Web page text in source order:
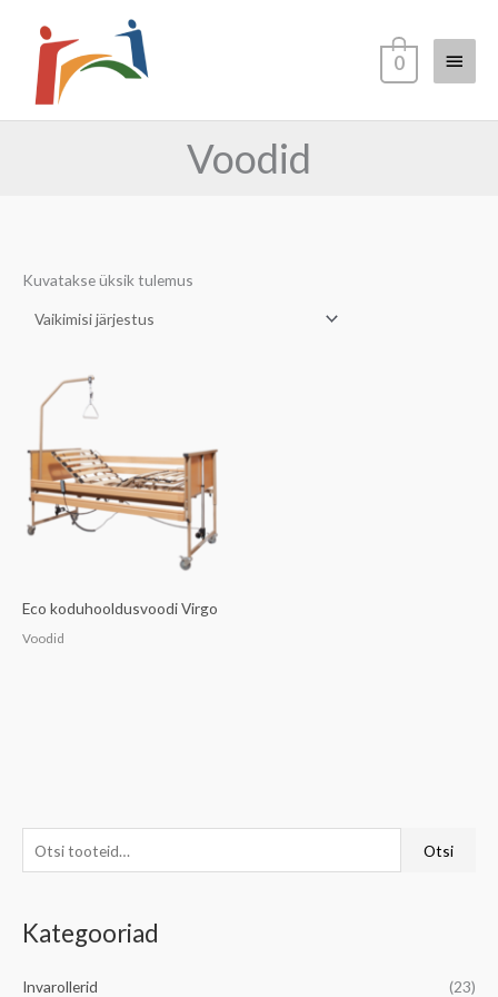
content
Main
Menu
0
Voodid
t
Otsi
Kategooriad
Invarollerid (23)
Kuvatakse üksik tulemus
Eco koduhooldusvoodi Virgo
Voodid